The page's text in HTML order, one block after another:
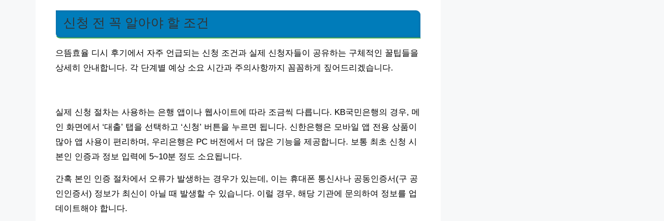
신청 전 꼭 알아야 할 조건
으뜸효율 디시 후기에서 자주 언급되는 신청 조건과 실제 신청자들이 공유하는 구체적인 꿀팁들을
상세히 안내합니다. 각 단계별 예상 소요 시간과 주의사항까지 꼼꼼하게 짚어드리겠습니다.
실제 신청 절차는 사용하는 은행 앱이나 웹사이트에 따라 조금씩 다릅니다. KB국민은행의 경우, 메
인 화면에서 ‘대출’ 탭을 선택하고 ‘신청’ 버튼을 누르면 됩니다. 신한은행은 모바일 앱 전용 상품이
많아 앱 사용이 편리하며, 우리은행은 PC 버전에서 더 많은 기능을 제공합니다. 보통 최초 신청 시
본인 인증과 정보 입력에 5~10분 정도 소요됩니다.
간혹 본인 인증 절차에서 오류가 발생하는 경우가 있는데, 이는 휴대폰 통신사나 공동인증서(구 공
인인증서) 정보가 최신이 아닐 때 발생할 수 있습니다. 이럴 경우, 해당 기관에 문의하여 정보를 업
데이트해야 합니다.